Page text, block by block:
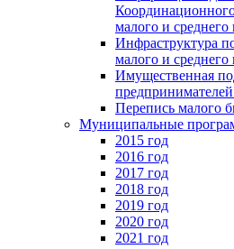
малого и среднего
Инфраструктура
малого и среднего
Имущественная
Перепись малого
Муниципальные
2015 год
2016 год
2017 год
2018 год
2019 год
2020 год
2021 год